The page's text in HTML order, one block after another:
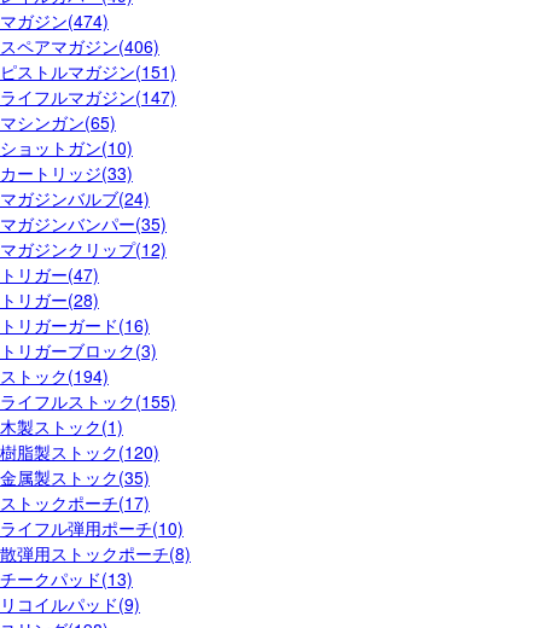
マガジン(474)
スペアマガジン(406)
ピストルマガジン(151)
ライフルマガジン(147)
マシンガン(65)
ショットガン(10)
カートリッジ(33)
マガジンバルブ(24)
マガジンバンパー(35)
マガジンクリップ(12)
トリガー(47)
トリガー(28)
トリガーガード(16)
トリガーブロック(3)
ストック(194)
ライフルストック(155)
木製ストック(1)
樹脂製ストック(120)
金属製ストック(35)
ストックポーチ(17)
ライフル弾用ポーチ(10)
散弾用ストックポーチ(8)
チークパッド(13)
リコイルパッド(9)